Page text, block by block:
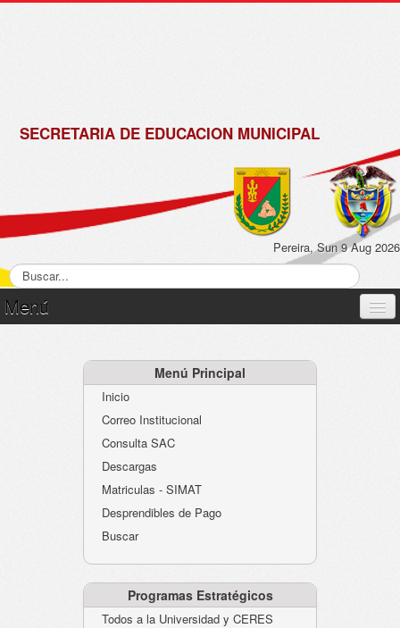
SECRETARIA DE EDUCACION MUNICIPAL
Pereira, Sun 9 Aug 2026
Menú
Atención al Ciudadano
Instituciones Educativas
Despacho Secretaría
Evaluación desempeño
Humano-Cesantías
Menú Principal
Inicio
Correo Institucional
Consulta SAC
Descargas
Matriculas - SIMAT
Desprendibles de Pago
Buscar
Programas Estratégicos
Todos a la Universidad y CERES
de